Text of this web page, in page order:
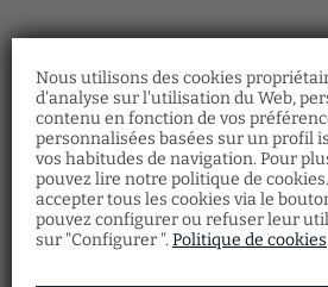
Nous utilisons des cookies
d'analyse sur l'utilisation du Web,
contenu en fonction de vos
personnalisées basées sur un profil
vos habitudes de navigation. Pour
pouvez lire notre politique de
accepter tous les cookies via le
pouvez configurer ou refuser leur
sur "Configurer ". Politique de cookies
Caring
Hyde